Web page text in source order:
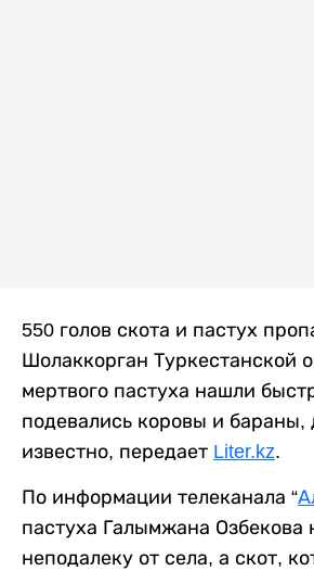
550 голов скота и пастух
Шолаккорган Туркестанской
мертвого пастуха нашли
подевались коровы и бараны,
известно, передает Liter.kz.
По информации телеканала “
пастуха Галымжана Озбекова
неподалеку от села, а скот,